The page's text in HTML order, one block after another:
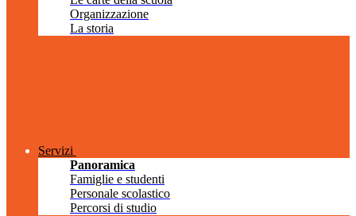
Organizzazione
La storia
Servizi
Panoramica
Famiglie e studenti
Personale scolastico
Percorsi di studio